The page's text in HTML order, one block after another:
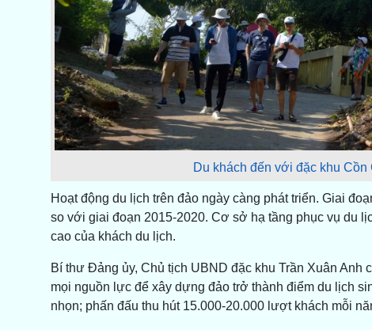
Du khách đến với đặc khu
Hoạt động du lịch trên đảo ngày càng phát triển. Giai
so với giai đoạn 2015-2020. Cơ sở hạ tầng phục vụ du
cao của khách du lịch.
Bí thư Đảng ủy, Chủ tịch UBND đặc khu Trần Xuân Anh
mọi nguồn lực để xây dựng đảo trở thành điểm du lịch
nhọn; phấn đấu thu hút 15.000-20.000 lượt khách mỗi